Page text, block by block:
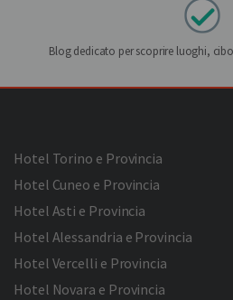
Blog dedicato per scoprire luoghi,
Hotel Torino e Provincia
Hotel Cuneo e Provincia
Hotel Asti e Provincia
Hotel Alessandria e Provincia
Hotel Vercelli e Provincia
Hotel Novara e Provincia